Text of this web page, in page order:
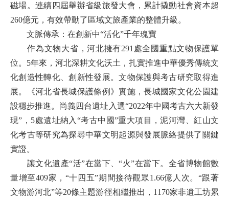
磁場。連續四屆舉辦省級旅發大會，累計撬動社會資本超
260億元，有效帶動了區域文旅產業的整體升級。
文脈傳承：在創新中“活化”千年瑰寶
作為文物大省，河北擁有291處全國重點文物保護單
位。5年來，河北深耕文化沃土，扎實推進中華優秀傳統文
化創造性轉化、創新性發展。文物保護與考古研究取得進
展。《河北省長城保護條例》實施，長城國家文化公園建
設穩步推進。尚義四台遺址入選“2022年中國考古六大新發
現”，5處遺址納入“考古中國”重大項目，泥河灣、紅山文
化考古等研究為探尋中華文明起源與發展脈絡提供了關鍵
實證。
讓文化遺產“活”在當下、“火”在當下。全省博物館數
量增至409家，“十四五”期間接待觀眾1.66億人次。“跟著
文物游河北”等20條主題游徑相繼推出，1170家非遺工坊累